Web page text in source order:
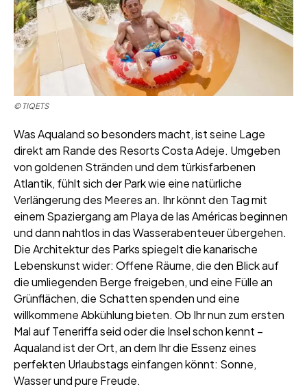
© TIQETS
Was Aqualand so besonders macht, ist seine Lage
direkt am Rande des Resorts Costa Adeje. Umgeben
von goldenen Stränden und dem türkisfarbenen
Atlantik, fühlt sich der Park wie eine natürliche
Verlängerung des Meeres an. Ihr könnt den Tag mit
einem Spaziergang am Playa de las Américas beginnen
und dann nahtlos in das Wasserabenteuer übergehen.
Die Architektur des Parks spiegelt die kanarische
Lebenskunst wider: Offene Räume, die den Blick auf
die umliegenden Berge freigeben, und eine Fülle an
Grünflächen, die Schatten spenden und eine
willkommene Abkühlung bieten. Ob Ihr nun zum ersten
Mal auf Teneriffa seid oder die Insel schon kennt –
Aqualand ist der Ort, an dem Ihr die Essenz eines
perfekten Urlaubstags einfangen könnt: Sonne,
Wasser und pure Freude.